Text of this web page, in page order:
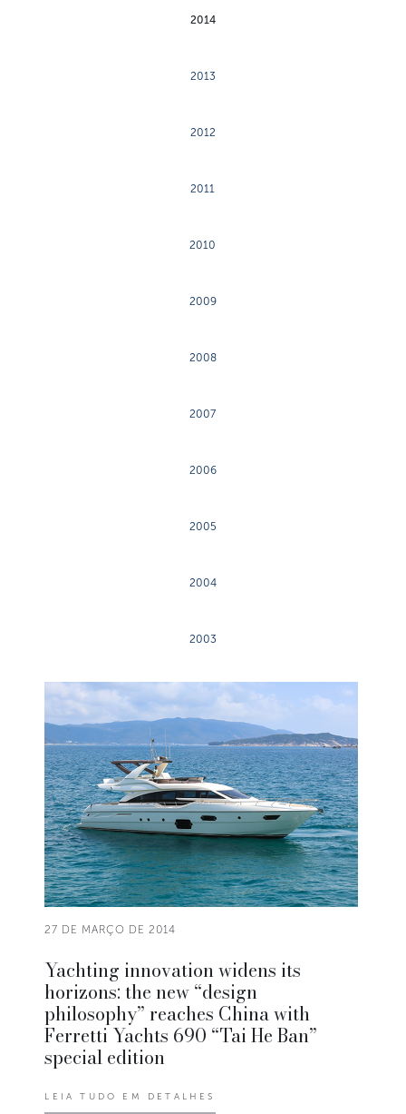
2014
2013
2012
2011
2010
2009
2008
2007
2006
2005
2004
2003
27 DE MARÇO DE 2014
Yachting innovation widens its
horizons: the new “design
philosophy” reaches China with
Ferretti Yachts 690 “Tai He Ban”
special edition
LEIA TUDO EM DETALHES